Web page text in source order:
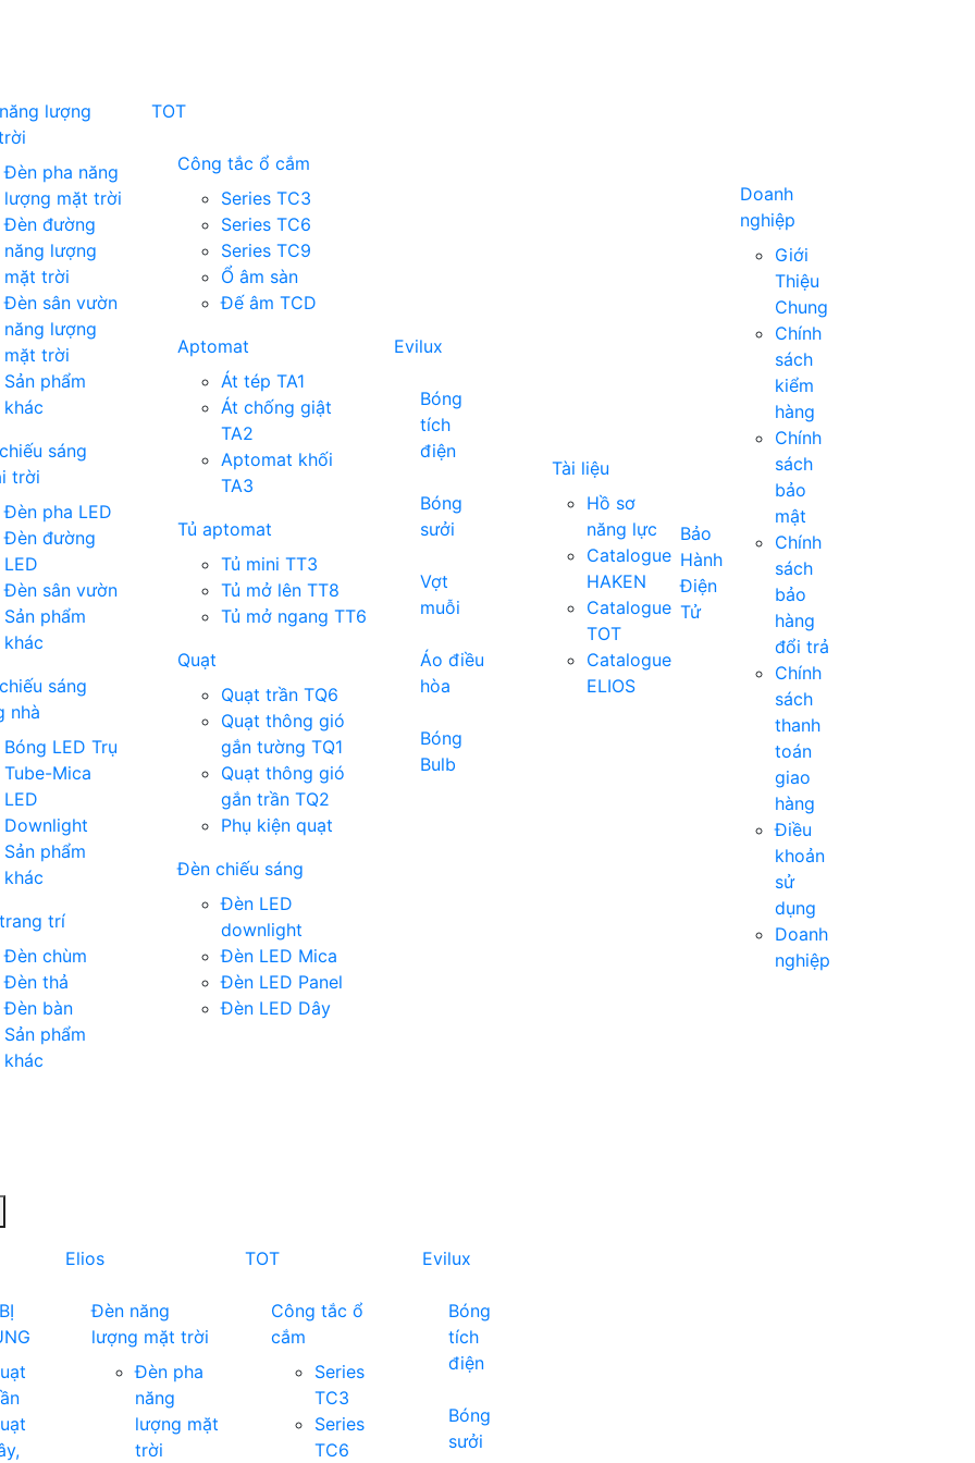
lượng
Đèn pha năng
lượng mặt trời
Đèn đường
năng lượng
mặt trời
Đèn sân vườn
năng lượng
mặt trời
Sản phẩm
khác
sáng
trời
Đèn pha LED
Đèn đường
LED
Đèn sân vườn
Sản phẩm
khác
sáng
nhà
Bóng LED Trụ
Tube-Mica
LED
Downlight
Sản phẩm
khác
trí
Đèn chùm
Đèn thả
Đèn bàn
Sản phẩm
khác
TOT
Công tắc ổ cắm
Series TC3
Series TC6
Series TC9
Ổ âm sàn
Đế âm TCD
Aptomat
Át tép TA1
Át chống giật
TA2
Aptomat khối
TA3
Tủ aptomat
Tủ mini TT3
Tủ mở lên TT8
Tủ mở ngang TT6
Quạt
Quạt trần TQ6
Quạt thông gió
gắn tường TQ1
Quạt thông gió
gắn trần TQ2
Phụ kiện quạt
Đèn chiếu sáng
Đèn LED
downlight
Đèn LED Mica
Đèn LED Panel
Đèn LED Dây
Evilux
Bóng
tích
điện
Bóng
sưởi
Vợt
muỗi
Áo điều
hòa
Bóng
Bulb
Tài liệu
Hồ sơ
năng lực
Catalogue
HAKEN
Catalogue
TOT
Catalogue
ELIOS
Bảo
Hành
Điện
Tử
Doanh
nghiệp
Giới
Thiệu
Chung
Chính
sách
kiểm
hàng
Chính
sách
bảo
mật
Chính
sách
bảo
hàng
đổi trả
Chính
sách
thanh
toán
giao
hàng
Điều
khoản
sử
dụng
Doanh
nghiệp
Elios
Đèn năng
lượng mặt trời
Đèn pha
năng
lượng mặt
trời
TOT
Công tắc ổ
cắm
Series
TC3
Series
TC6
Evilux
Bóng
tích
điện
Bóng
sưởi